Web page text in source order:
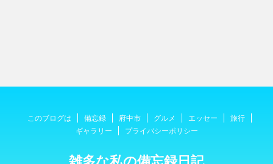
このブログは 備忘録 府中市 グルメ エッセー
旅行
ギャラリー
プライバシーポリシー